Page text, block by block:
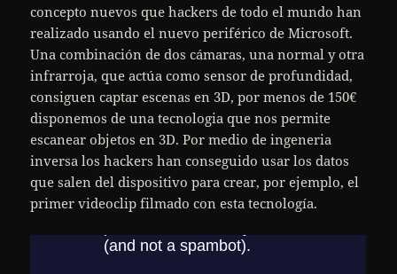
concepto nuevos que hackers de todo el mundo han
realizado usando el nuevo periférico de Microsoft.
Una combinación de dos cámaras, una normal y otra
infrarroja, que actúa como sensor de profundidad,
consiguen captar escenas en 3D, por menos de 150€
disponemos de una tecnologia que nos permite
escanear objetos en 3D. Por medio de ingeneria
inversa los hackers han conseguido usar los datos
que salen del dispositivo para crear, por ejemplo, el
primer videoclip filmado con esta tecnología.